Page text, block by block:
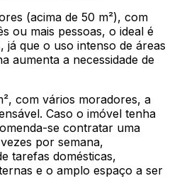
(acima de 50 m²), com
ou mais pessoas, o ideal é
já que o uso intenso de áreas
aumenta a necessidade de
com vários moradores, a
Caso o imóvel tenha
se contratar uma
por semana,
tarefas domésticas,
e o amplo espaço a ser